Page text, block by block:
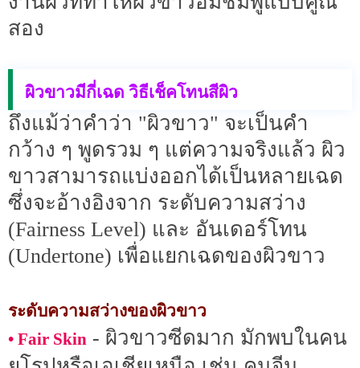
สอง
ผิวขาวมีกี่เฉด วิธีเช็คโทนสีผิว
ถึงแม้ว่าคำว่า "ผิวขาว" จะเป็นคำ
กว้าง ๆ พูดรวม ๆ แต่ความจริงแล้ว ผิว
ขาวสามารถแบ่งออกได้เป็นหลายเฉด
ซึ่งจะอ้างอิงจาก ระดับความสว่าง
(Fairness Level) และ อันเดอร์โทน
(Undertone) เพื่อแยกเฉดของผิวขาว
ระดับความสว่างของผิวขาว
• Fair Skin - ผิวขาวซีดมาก มักพบในคน